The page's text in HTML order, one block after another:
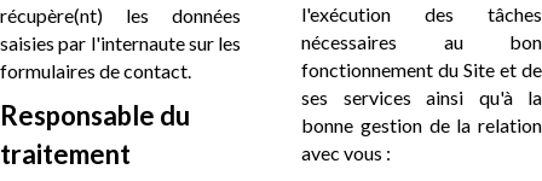
récupère(nt) les données
saisies par l'internaute sur les
formulaires de contact.
Responsable du
traitement
l'exécution des tâches
nécessaires au bon
fonctionnement du Site et de
ses services ainsi qu'à la
bonne gestion de la relation
avec vous :